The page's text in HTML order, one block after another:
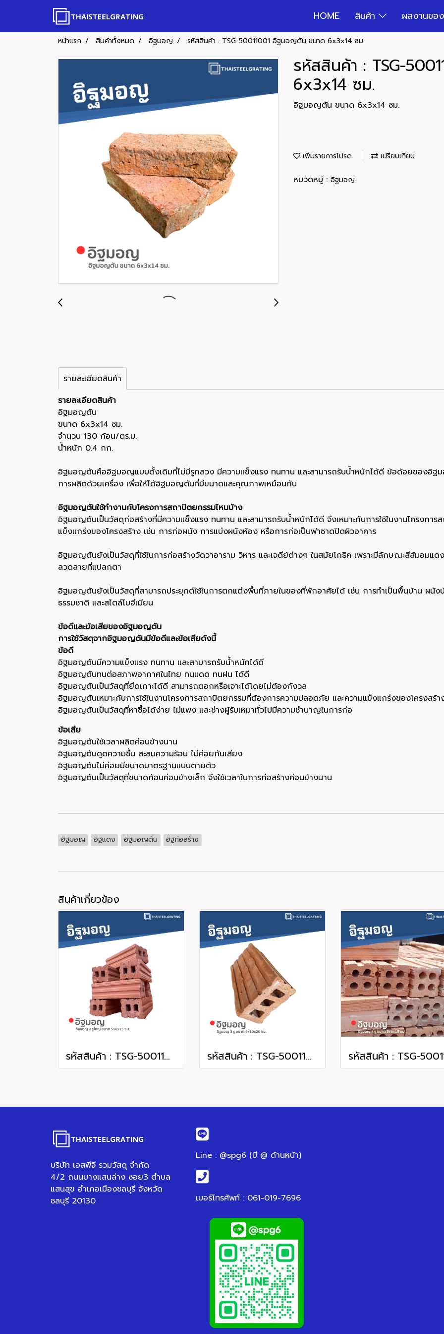
HOME สินค้า ผลงานของ
หน้าแรก สินค้าทั้งหมด อิฐมอญ รหัสสินค้า : TSG-50011001 อิฐมอญตัน ขนาด 6x3x14 ซม.
รหัสสินค้า : TSG-
6x3x14 ซม.
อิฐมอญตัน ขนาด 6x3x14 ซม.
เพิ่มรายการโปรด เปรียบเทียบ
หมวดหมู่ : อิฐมอญ
รายละเอียดสินค้า
รายละเอียดสินค้า
อิฐมอญตัน
ขนาด 6x3x14 ซม.
จำนวน 130 ก้อน/ตร.ม.
น้ำหนัก 0.4 กก.
อิฐมอญตันคืออิฐมอญแบบดั้งเดิมที่ไม่มีรูกลวง มีความแข็งแรง ทนทาน และสามารถรับน้ำหนักได้ดี ข้อด้อยของอิฐ
การผลิตด้วยเครื่อง เพื่อให้ได้อิฐมอญตันที่มีขนาดและคุณภาพเหมือนกัน
อิฐมอญตันใช้ทำงานกับโครงการสถาปัตยกรรมไหนบ้าง
อิฐมอญตันเป็นวัสดุก่อสร้างที่มีความแข็งแรง ทนทาน และสามารถรับน้ำหนักได้ดี จึงเหมาะกับการใช้ในงานโครงกา
แข็งแกร่งของโครงสร้าง เช่น การก่อผนัง การแบ่งผนังห้อง หรือการก่อเป็นฟาซาดปิดผิวอาคาร
อิฐมอญตันยังเป็นวัสดุที่ใช้ในการก่อสร้างวัดวาอาราม วิหาร และเจดีย์ต่างๆ ในสมัยโกธิค เพราะมีลักษณะสีส้มอมแด
ลวดลายที่แปลกตา
อิฐมอญตันยังเป็นวัสดุที่สามารถประยุกต์ใช้ในการตกแต่งพื้นที่ภายในของที่พักอาศัยได้ เช่น การทำเป็นพื้นบ้าน ผนังบ้
ธรรมชาติ และสไตล์โบฮีเมียน
ข้อดีและข้อเสียของอิฐมอญตัน
การใช้วัสดุจากอิฐมอญตันมีข้อดีและข้อเสียดังนี้
ข้อดี
อิฐมอญตันมีความแข็งแรง ทนทาน และสามารถรับน้ำหนักได้ดี
อิฐมอญตันทนต่อสภาพอากาศในไทย ทนแดด ทนฝน ได้ดี
อิฐมอญตันเป็นวัสดุที่ยึดเกาะได้ดี สามารถตอกหรือเจาะได้โดยไม่ต้องกังวล
อิฐมอญตันเหมาะกับการใช้ในงานโครงการสถาปัตยกรรมที่ต้องการความปลอดภัย และความแข็งแกร่งของโครงสร้า
อิฐมอญตันเป็นวัสดุที่หาซื้อได้ง่าย ไม่แพง และช่างผู้รับเหมาทั่วไปมีความชำนาญในการก่อ
ข้อเสีย
อิฐมอญตันใช้เวลาผลิตค่อนข้างนาน
อิฐมอญตันดูดความชื้น สะสมความร้อน ไม่ค่อยกันเสียง
อิฐมอญตันไม่ค่อยมีขนาดมาตรฐานแบบตายตัว
อิฐมอญตันเป็นวัสดุที่ขนาดก้อนค่อนข้างเล็ก จึงใช้เวลาในการก่อสร้างค่อนข้างนาน
อิฐมอญ อิฐแดง อิฐมอญตัน อิฐก่อสร้าง
สินค้าเกี่ยวข้อง
รหัสสินค้า : TSG-50011003 อิฐมอญ 2 รูใหญ่ ขนาด 5 x 6 x 15 ซม. รหัสสินค้า : TSG-50011004 อิฐมอญ 3 รู ขนาด 6 x 10 x 20 ซม.
บริษัท เอสพีจี รวมวัสดุ จำกัด
4/2 ถนนบางแสนล่าง ซอย3 ตำบล
แสนสุข อำเภอเมืองชลบุรี จังหวัด
ชลบุรี 20130
Line : @spg6 (มี @ ด้านหน้า)
เบอร์โทรศัพท์ : 061-019-7696